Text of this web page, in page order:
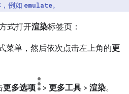
例如 emulate。
式打开渲染标签页：
菜单，然后依次点击左上角的更
更多选项 > 更多工具 > 渲染。